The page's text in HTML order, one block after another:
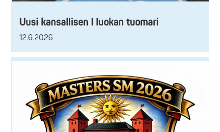
Uusi kansallisen I luokan tuomari
12.6.2026